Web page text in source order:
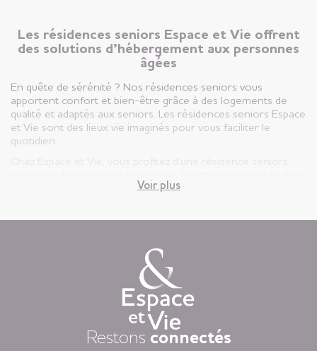
Les résidences seniors Espace et Vie offrent
des solutions d’hébergement aux personnes
âgées
En quête de sérénité ? Nos résidences seniors vous
apportent confort et bien-être grâce à des logements de
qualité et adaptés aux seniors. Les résidences seniors Espace
et Vie sont des lieux vie imaginés pour vous faciliter le
quotidien.
vie privatif et vous êtes libre d’y vivre selon votre rythme et
Chaque jour, nous mettons à disposition des animations
variées auxquelles, vous restez libre d’y participer, une
restauration « fait-maison », et une aide à la personne
attentionnée, réalisée par des équipes de professionnels
Dans nos résidences pour personnes âgées vous vivez dans
la tranquillité grâce au dispositif d’appel d’urgence et la
Voir plus
Restons connectés